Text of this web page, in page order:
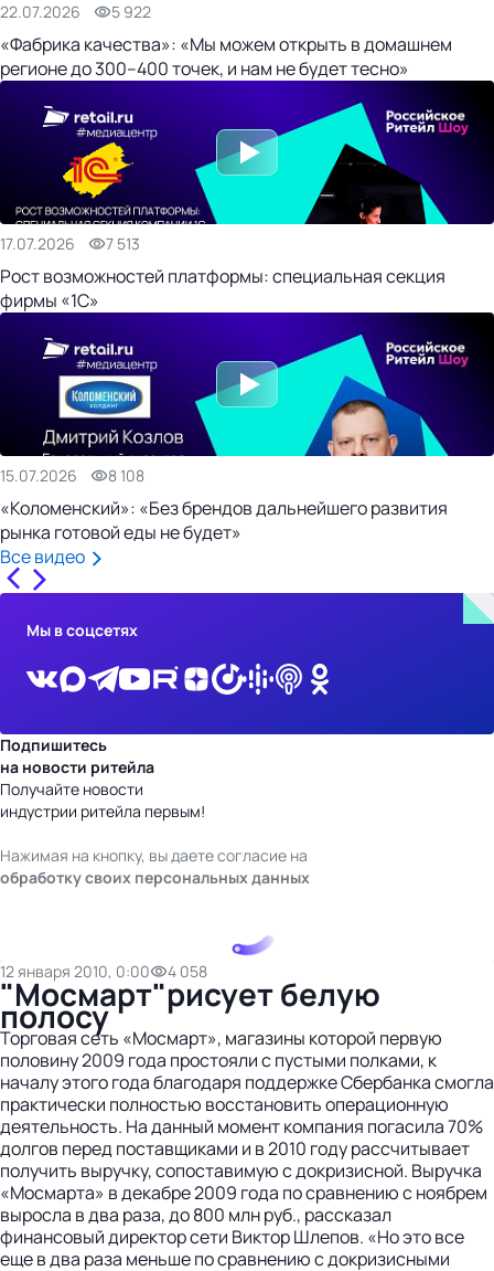
22.07.2026 5 922
«Фабрика качества»: «Мы можем открыть в домашнем
регионе до 300–400 точек, и нам не будет тесно»
17.07.2026 7 513
Рост возможностей платформы: специальная секция
фирмы «1С»
15.07.2026 8 108
«Коломенский»: «Без брендов дальнейшего развития
рынка готовой еды не будет»
Все видео
Мы в соцсетях
Подпишитесь
на новости ритейла
Получайте новости
индустрии ритейла первым!
Нажимая на кнопку, вы даете согласие на
обработку своих персональных данных
12 января 2010, 0:00 4 058
"Мосмарт"рисует белую
полосу
Торговая сеть «Мосмарт», магазины которой первую
половину 2009 года простояли с пустыми полками, к
началу этого года благодаря поддержке Сбербанка смогла
практически полностью восстановить операционную
деятельность. На данный момент компания погасила 70%
долгов перед поставщиками и в 2010 году рассчитывает
получить выручку, сопоставимую с докризисной. Выручка
«Мосмарта» в декабре 2009 года по сравнению с ноябрем
выросла в два раза, до 800 млн руб., рассказал
финансовый директор сети Виктор Шлепов. «Но это все
еще в два раза меньше по сравнению с докризисными